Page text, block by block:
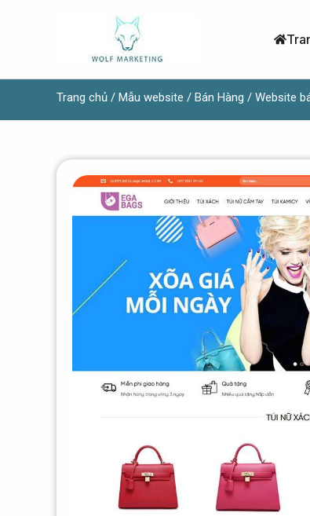
Trang chủ / Mẫu website / Bán Hàng / Website